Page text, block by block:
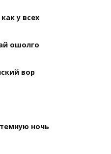
у всех
ошолго
вор
ночь